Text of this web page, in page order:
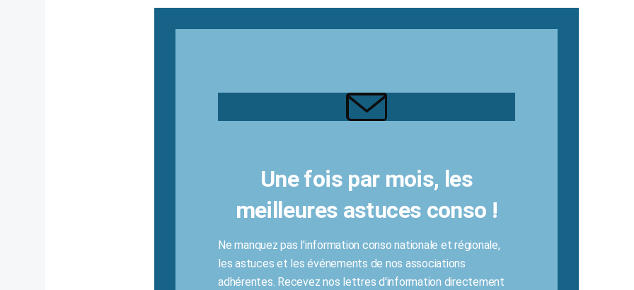
Une fois par mois, les
meilleures astuces conso !
Ne manquez pas l'information conso nationale et régionale,
les astuces et les événements de nos associations
adhérentes. Recevez nos lettres d'information directement